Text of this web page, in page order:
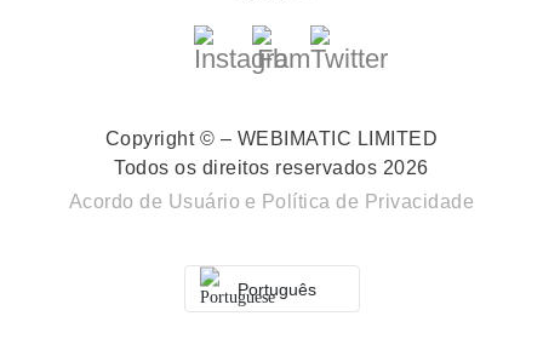
Copyright © – WEBIMATIC LIMITED
Todos os direitos reservados 2026
Acordo de Usuário e Política de Privacidade
Português